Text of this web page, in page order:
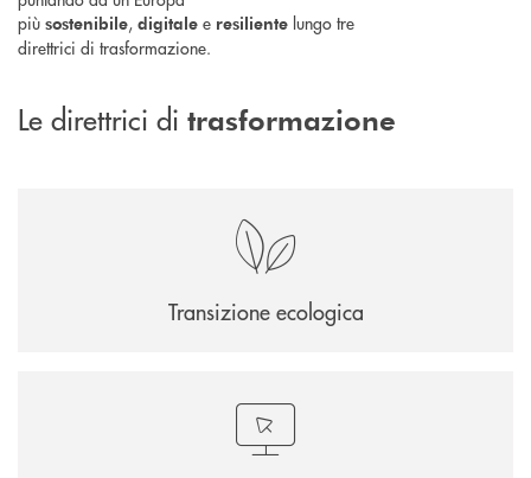
più sostenibile, digitale e resiliente lungo tre
direttrici di trasformazione.
Le direttrici di trasformazione
Transizione ecologica